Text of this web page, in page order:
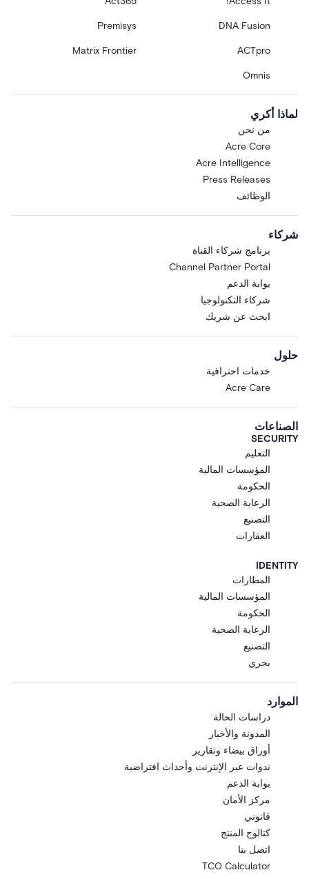
DNA Fusion
Premisys
ACTpro
Matrix Frontier
Omnis
لماذا أكري
من نحن
Acre Core
Acre Intelligence
Press Releases
الوظائف
شركاء
برنامج شركاء القناة
Channel Partner Portal
بوابة الدعم
شركاء التكنولوجيا
ابحث عن شريك
حلول
خدمات احترافية
Acre Care
الصناعات
SECURITY
التعليم
المؤسسات المالية
الحكومة
الرعاية الصحية
التصنيع
العقارات
IDENTITY
المطارات
المؤسسات المالية
الحكومة
الرعاية الصحية
التصنيع
بحري
الموارد
دراسات الحالة
المدونة والأخبار
أوراق بيضاء وتقارير
ندوات عبر الإنترنت وأحداث افتراضية
بوابة الدعم
مركز الأمان
قانوني
كتالوج المنتج
اتصل بنا
TCO Calculator